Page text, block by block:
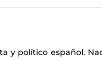
y político español.